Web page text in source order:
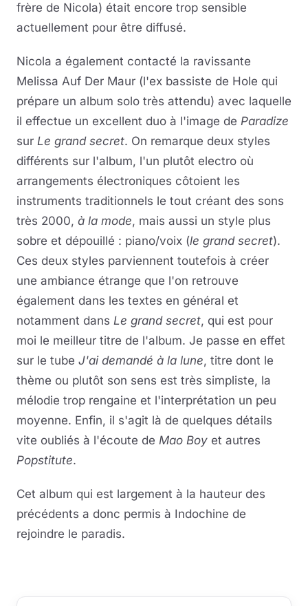
frère de Nicola) était encore trop sensible
actuellement pour être diffusé.
Nicola a également contacté la ravissante
Melissa Auf Der Maur (l'ex bassiste de Hole qui
prépare un album solo très attendu) avec laquelle
il effectue un excellent duo à l'image de Paradize
sur Le grand secret. On remarque deux styles
différents sur l'album, l'un plutôt electro où
arrangements électroniques côtoient les
instruments traditionnels le tout créant des sons
très 2000, à la mode, mais aussi un style plus
sobre et dépouillé : piano/voix (le grand secret).
Ces deux styles parviennent toutefois à créer
une ambiance étrange que l'on retrouve
également dans les textes en général et
notamment dans Le grand secret, qui est pour
moi le meilleur titre de l'album. Je passe en effet
sur le tube J'ai demandé à la lune, titre dont le
thème ou plutôt son sens est très simpliste, la
mélodie trop rengaine et l'interprétation un peu
moyenne. Enfin, il s'agit là de quelques détails
vite oubliés à l'écoute de Mao Boy et autres
Popstitute.
Cet album qui est largement à la hauteur des
précédents a donc permis à Indochine de
rejoindre le paradis.